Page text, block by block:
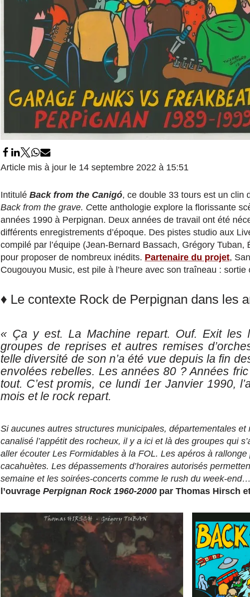
Article mis à jour le 14 septembre 2022 à 15:51
Intitulé Back from the Canigó, ce double 33 tours est un clin
Back from the grave. Cette anthologie explore la florissante
années 1990 à Perpignan. Deux années de travail ont été
différents enregistrements d’époque. Des pistes studio aux
compilé par l’équipe (Jean-Bernard Bassach, Grégory Tuban,
pour proposer de nombreux inédits. Partenaire du projet,
Cougouyou Music, est pile à l’heure avec son traîneau : sortie
♦ Le contexte Rock de Perpignan dans les
« Ça y est. La Machine repart. Ouf. Exit les
groupes de reprises et autres remises
telle diversité de son n’a été vue depuis la fin
envolées rebelles. Les années 80 ? Années
tout. C’est promis, ce lundi 1er Janvier 1990,
mois et le rock repart.
Si aucunes autres structures municipales, départementales et
canalisé l’appétit des rocheux, il y a ici et là des groupes qui
aller écouter Les Formidables à la FOL. Les apéros à
cacahuètes. Les dépassements d’horaires autorisés
semaine et les soirées-concerts comme le rush du week-
l’ouvrage Perpignan Rock 1960-2000 par Thomas Hirsch